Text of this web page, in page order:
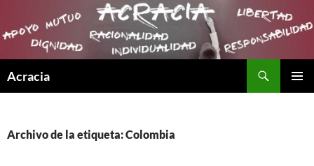
Acracia
Archivo de la etiqueta: Colombia